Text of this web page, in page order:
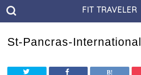
FIT TRAVELER
St-Pancras-International